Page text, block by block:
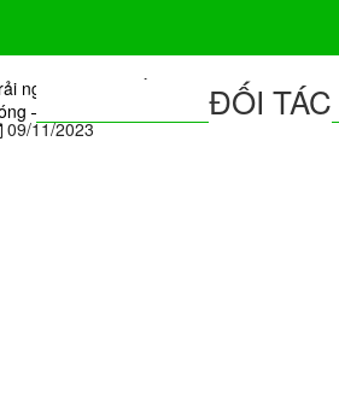
nghiệm du lịch Úc mùa xuân ngâm mình
– Hoạt động siêu thú vị không thể bỏ lỡ
09/11/2023
ĐỐI TÁC